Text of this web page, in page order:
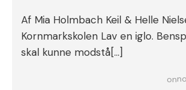
Af Mia Holmbach Keil & Helle
Kornmarkskolen Lav en iglo.
skal kunne modstå[…]
on